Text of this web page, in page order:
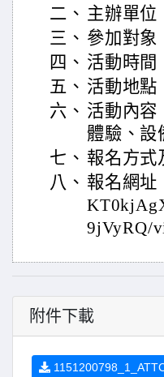
二、 主辦單位
三、 參加對象
四、 活動時間
五、 活動地點
六、 活動內容
體驗、設
七、 報名方式
八、 報名網址
9jVyRQ/
附件下載